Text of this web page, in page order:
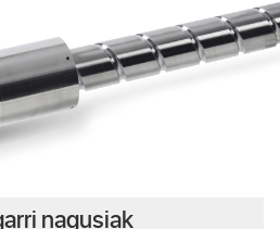
nagusiak